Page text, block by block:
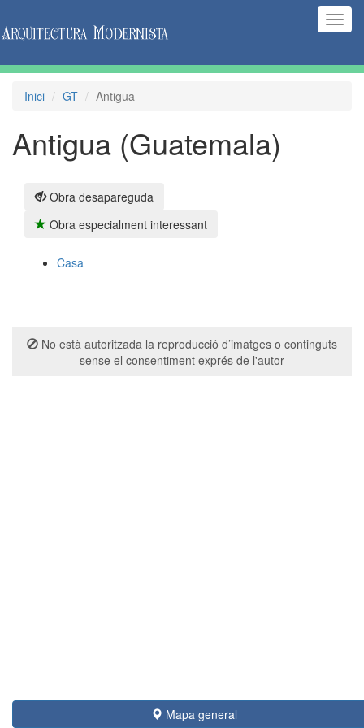
Inici GT Antigua
Antigua (Guatemala)
Obra desapareguda
Obra especialment interessant
Casa
Mapa general
No està autoritzada la reproducció d’imatges o continguts
sense el consentiment exprés de l'autor